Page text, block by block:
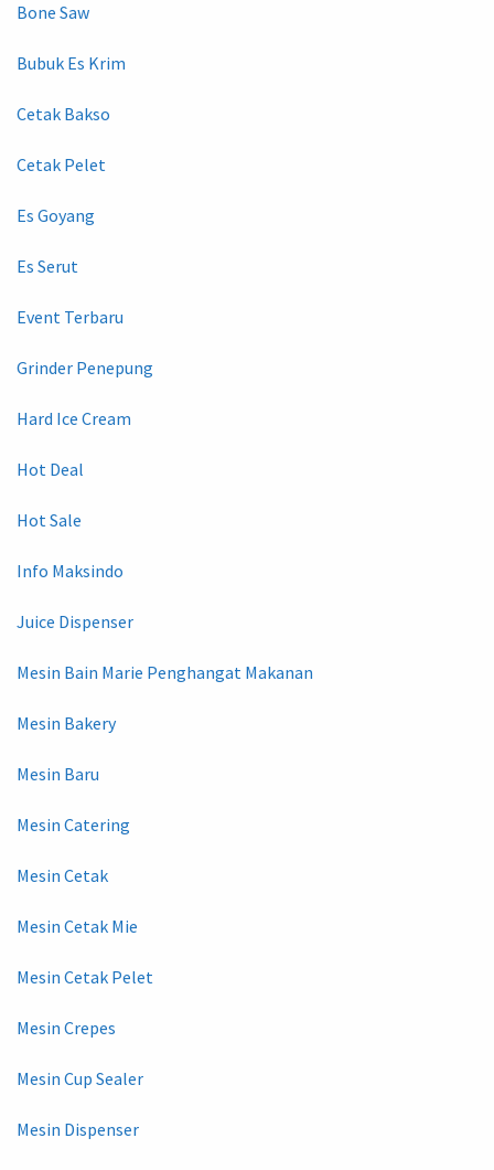
Bone Saw
Bubuk Es Krim
Cetak Bakso
Cetak Pelet
Es Goyang
Es Serut
Event Terbaru
Grinder Penepung
Hard Ice Cream
Hot Deal
Hot Sale
Info Maksindo
Juice Dispenser
Mesin Bain Marie Penghangat Makanan
Mesin Bakery
Mesin Baru
Mesin Catering
Mesin Cetak
Mesin Cetak Mie
Mesin Cetak Pelet
Mesin Crepes
Mesin Cup Sealer
Mesin Dispenser